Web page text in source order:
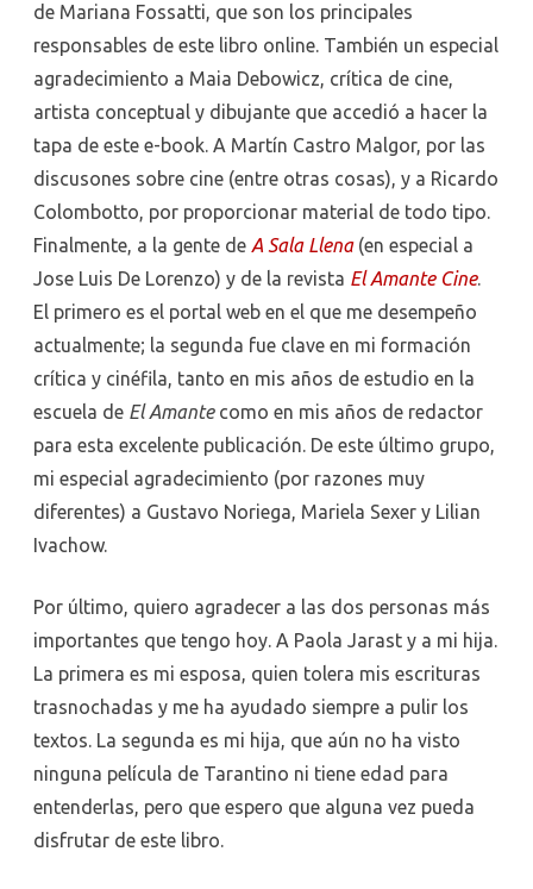
de Mariana Fossatti, que son los principales
responsables de este libro online. También un especial
agradecimiento a Maia Debowicz, crítica de cine,
artista conceptual y dibujante que accedió a hacer la
tapa de este e-book. A Martín Castro Malgor, por las
discusones sobre cine (entre otras cosas), y a Ricardo
Colombotto, por proporcionar material de todo tipo.
Finalmente, a la gente de A Sala Llena(en especial a
Jose Luis De Lorenzo) y de la revista El Amante Cine.
El primero es el portal web en el que me desempeño
actualmente; la segunda fue clave en mi formación
crítica y cinéfila, tanto en mis años de estudio en la
escuela de El Amantecomo en mis años de redactor
para esta excelente publicación. De este último grupo,
mi especial agradecimiento (por razones muy
diferentes) a Gustavo Noriega, Mariela Sexer y Lilian
Ivachow.
Por último, quiero agradecer a las dos personas más
importantes que tengo hoy. A Paola Jarast y a mi hija.
La primera es mi esposa, quien tolera mis escrituras
trasnochadas y me ha ayudado siempre a pulir los
textos. La segunda es mi hija, que aún no ha visto
ninguna película de Tarantino ni tiene edad para
entenderlas, pero que espero que alguna vez pueda
disfrutar de este libro.